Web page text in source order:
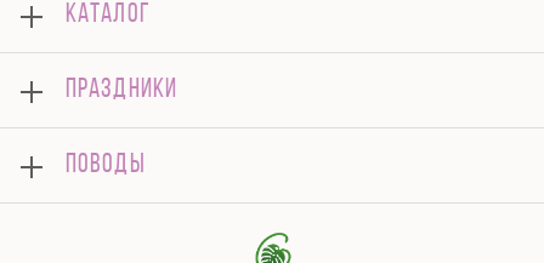
Оплата
Отзывы
Гарантии
Доставка
Корпоративным клиентам
Вопросы и ответы
Политика конфиденциальности
КАТАЛОГ
Розы
Композиции
Комнатные
Подарки
Открытки
ПРАЗДНИКИ
14 февраля
День Матери
ПОВОДЫ